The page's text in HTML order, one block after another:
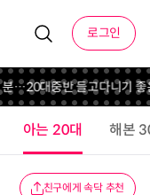
로그인
분…20대중반 들고다니기 좋
아는 20대 해본
친구에게 속닥 추천